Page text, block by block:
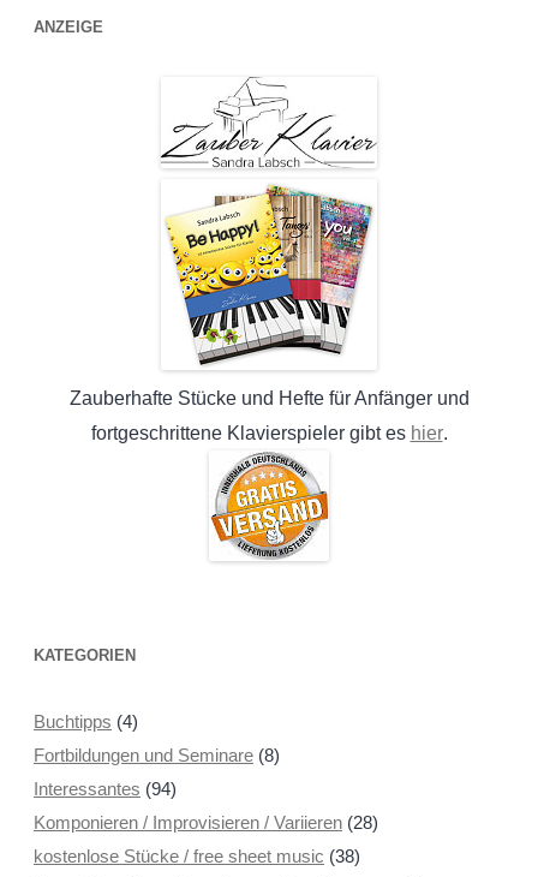
ANZEIGE
Zauberhafte Stücke und Hefte für Anfänger und
fortgeschrittene Klavierspieler gibt es hier.
KATEGORIEN
Buchtipps (4)
Fortbildungen und Seminare(8)
Interessantes (94)
Komponieren / Improvisieren / Variieren(28)
kostenlose Stücke / free sheet music (38)